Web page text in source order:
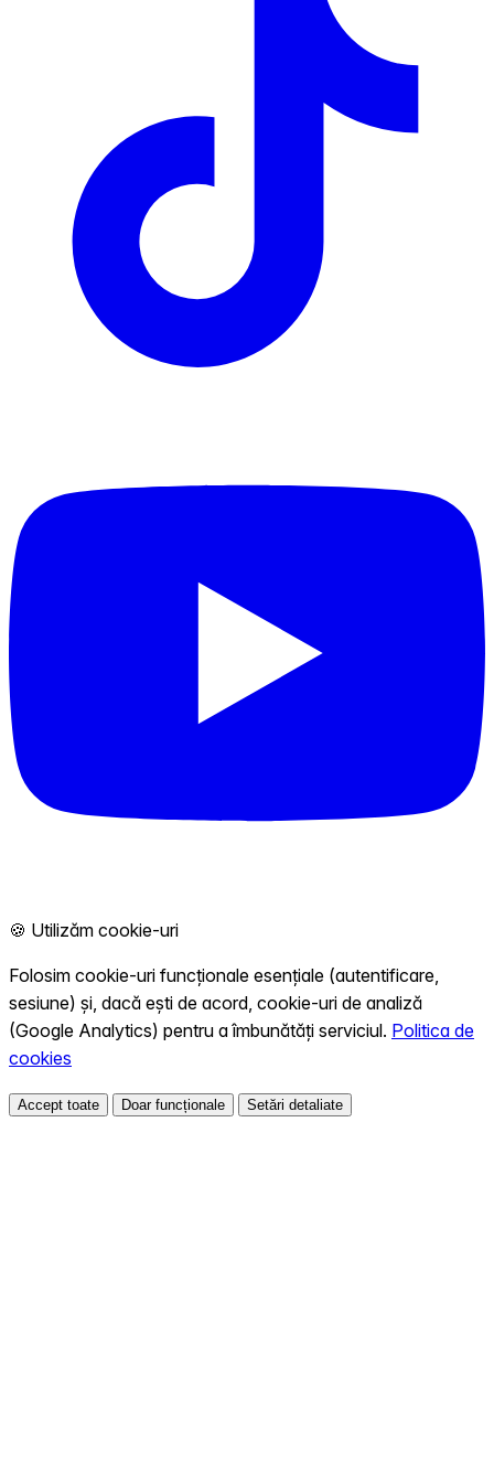
🍪 Utilizăm cookie-uri
Folosim cookie-uri funcționale esențiale (autentificare,
sesiune) și, dacă ești de acord, cookie-uri de analiză
(Google Analytics) pentru a îmbunătăți serviciul. Politica de
cookies
Accept toate Doar funcționale Setări detaliate